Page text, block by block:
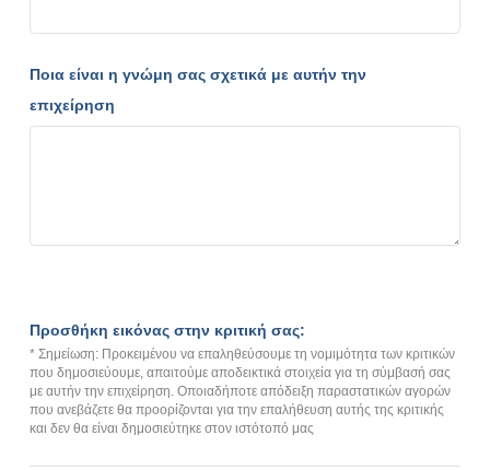
Ποια είναι η γνώμη σας σχετικά με αυτήν την
επιχείρηση
Προσθήκη εικόνας στην κριτική σας:
* Σημείωση: Προκειμένου να επαληθεύσουμε τη νομιμότητα των κριτικών
που δημοσιεύουμε, απαιτούμε αποδεικτικά στοιχεία για τη σύμβασή σας
με αυτήν την επιχείρηση. Οποιαδήποτε απόδειξη παραστατικών αγορών
που ανεβάζετε θα προορίζονται για την επαλήθευση αυτής της κριτικής
και δεν θα είναι δημοσιεύτηκε στον ιστότοπό μας